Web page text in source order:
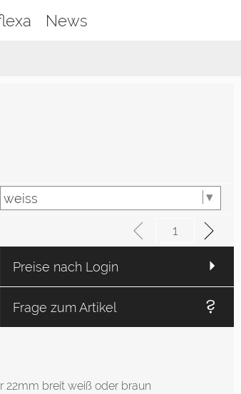
News
Preise nach Login
Frage zum Artikel
22mm breit weiß oder braun